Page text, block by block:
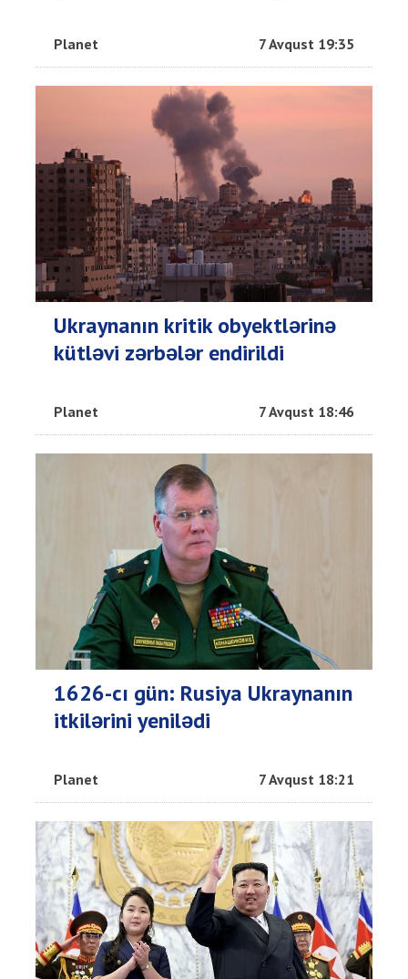
Planet 7 Avqust 19:35
Ukraynanın kritik obyektlərinə
kütləvi zərbələr endirildi
Planet 7 Avqust 18:46
1626-cı gün: Rusiya Ukraynanın
itkilərini yenilədi
Planet 7 Avqust 18:21